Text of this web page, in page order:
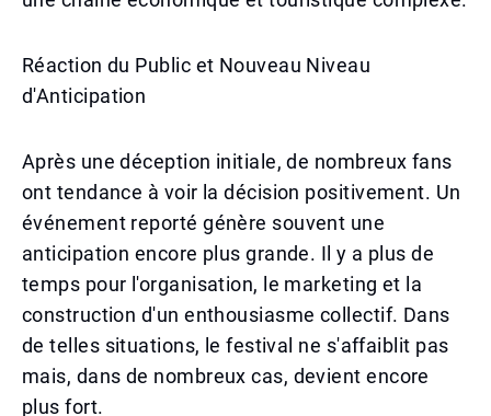
Réaction du Public et Nouveau Niveau
d'Anticipation
Après une déception initiale, de nombreux fans
ont tendance à voir la décision positivement. Un
événement reporté génère souvent une
anticipation encore plus grande. Il y a plus de
temps pour l'organisation, le marketing et la
construction d'un enthousiasme collectif. Dans
de telles situations, le festival ne s'affaiblit pas
mais, dans de nombreux cas, devient encore
plus fort.